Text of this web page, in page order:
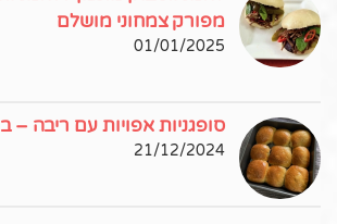
מפורק צמחוני מושלם
01/01/2025
סופגניות אפויות עם ריבה –
21/12/2024